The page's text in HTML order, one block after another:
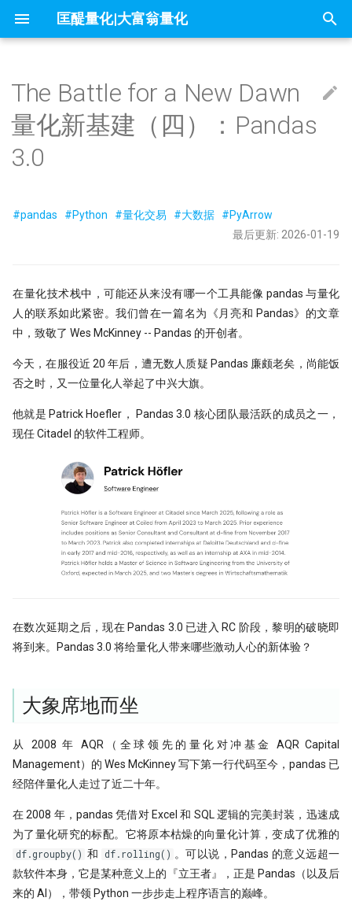
匡醍量化|大富翁量化
始
化
索
因子投资与机器学习策略 简介
简介
内容详情
课程预览
简介
mldp
why stop loss is so bad
夏普大于4的策略有多恐怖？但它为
烛台密码 三角形整理如何提示玄机
用HDBSCAN聚类算法选股是否有效
hdbscan 聚类算法扫描配对交易 速
度提升99倍
比Deepseek还要Deep！起底GBDT
做回归预测的秘密
KS Test, 广义双曲分布和抄底沪指
蒙特卡洛：看似很高端的技术，其实
很暴力很初级
样本外测试之外，我们还有哪些过拟
合检测方法？
一化？
PDF is all you need(2)
PDF is all you need(3)
虎口夺食：量化交易中高频率、低风
前视偏差 - 看似明白，实则糊涂
2024已过一半，千禧年发布了这道脑
筯急转弯
60天，怎么搭起自己的量化学习
Kaggle 表格赛里，XGBoost 为
如何设计一个能活过黄金黑天鹅
残差连接：深度学习成功的关键
---
一个散户自学量化的 20 个月
聊聊 TCN：一种更清晰的时间序
构方式
TCN 番外：回测高胜率与实盘失
AI 模型在金融市场的客观困境
不小心杀入了量化赛道，现在该怎么
办？
没能上热搜，但卡尼曼值得我们纪念
金融/计量专业，硕士论文怎么确定
高薪金领都用啥编程语言？SQL、
反抗者的崛起！Fawce 和
我之为我，有路可寻：量化传奇 Max
牛人太多：小市值因子之父，毕业论
Successfully starting a career in
quant research
硕士在读，如何才能入行量化交易
找校友！起底百亿私募创始人
追随美的指引-纪念西蒙斯
1赔10！中证1000应该这样抄底
交割日魔咒？
ESG投资策略
基于 XGBoost 的组合策略基本框架
鳄鱼线，让趋势成为你的朋友
第42个因子:年化17.6%，15年累计10
倍
年终特稿：这个指标我愿称之为年度
最强发现
如果模型预测准确率超过85%，这台
印钞机应该值多少马内？
ESG策略初探-01
ESG评分多空投资策略：买ESG评分
高的公司真的能赚钱吗？（附分层回
当交易员用上火箭科学！波和导数检
测出艾略特浪、双顶及及因子构建
量化股票投资起手式
指数增强之
指数成份股信息挖掘
羊群效应及其因子化
后见之明！错过6个涨停之后的复盘
球队和硬币因子
圣杯依然闪耀
你在同花顺上的每一次点击，都
成了做空信号
问薪无愧！
自学量化大纲有这75页就够了
全球Windows机器蓝屏，作为量化
人，我的检讨来了
DeepSeek只是挖了个坑，还不是掘
墓人，但中初级程序员是爬不出来了
IPV6，你是值得的
量子飞跃：汇丰银行债券交易可能成
机器的觉醒！人工智能风云激荡70年
[0721] QuanTide Weekly
[0728] QuanTide Weekly
[0804] QuanTide Weekly
[0811] QuanTide Weekly
[0818] QuanTide Weekly
[0825] QuanTide Weekly
[0915] QuanTide Weekly
[1013] QuanTide Weekly
[1020] QuanTide Weekly
[1027] QuanTide Weekly
[1103] QuanTide Weekly
普校逆袭天花板 进化论王一平：有
『译研报03』Z变换改造均线，一个
12年前的策略为何仍能跑赢大盘？
『译研报04』 年化25%的策略到底有
没有翻车？
谚到量化因子的工程化落地
谚到量化因子的工程化落地
如何获取免费的华尔街日报的文章
把研报『翻译』成代码，80%的工作
都在这篇文章里讲了
只廖廖数行，但很惊艳的代码
为什么量化人应该使用duckdb？
π-thon以及他的朋友们
10 月 24 日，庆祝码农节！Python 刚
提速100倍！QMT复权因子高效算法
2024年，免费博客赚钱方案
给Pandas找个搭子，用SQL玩转
Dataframe!
一些和颜色相关的网站
Barra风险模型构建完全指南
论如何白嫖论文
21天驯化AI打工仔 - 我如何获取量化
数据
21天驯化AI打工仔 - 开发量化交易系
统
21天驯化AI打工仔 - SQEP 的性能再
21天驯化AI打工仔 - SQEP与symbol
21天驯化AI打工仔 - 日线数据的定时
21天驯化AI打工仔 - 日线数据的定时
21 天驯化 AI 打工仔: QMT 实时分笔
21 天驯化 AI 打工仔:系统逻辑优化与
分钟线数据合成
大象席地而坐
核心革命：从 NumPy 转向 PyArrow
字符串革命：告别 Object，拥抱
3.0 中的确定性与安全感
向声明式迈进
幕后推手：Patrick Hoefler 与 CoW
的执着
迟到的 3.0
除了编程，量化人还能怎么用AI？
Augment Remote Agent: 有了本地
Agent，为什么你还需要Remote
Agent?
readme
『Moonshot is all you need』 01 - 5
分钟上手极简量化回测框架
地缓存的秘密武器
分红』股票（附代码）
完结篇
01 introduction 这是你的量化母语
大富翁安装指南
大富翁数据维护
实盘交易接口
Python高效编程实践指南 01 为什么要学 Python
04 项目布局和项目生成向导
05 Poetry: 项目管理的诗和远方
07 代码单元测试
10 撰写技术文档
01 - 这是你的量化母语
04 - Numpy核心语法[3]
05 - Numpy核心语法[4]
07 - Numpy核心语法[6]
10 - Numpy应用案例[3]
13 - Pandas核心语法[3]
14 - Pandas核心语法[4]
16 - Pandas核心语法[6]
20 - Pandas应用案例[3]
Dash-用Python也能做网页
matplotlib的布局问题（2）
为什么Q-Q图可用来进行统计推断
Follow Us
The Battle for a New Dawn
量化新基建（四）：Pandas
3.0
#pandas #Python #量化交易 #大数据 #PyArrow
最后更新: 2026-01-19
在量化技术栈中，可能还从来没有哪一个工具能像 pandas 与量化
人的联系如此紧密。我们曾在一篇名为《月亮和 Pandas》的文章
中，致敬了 Wes McKinney -- Pandas 的开创者。
今天，在服役近 20 年后，遭无数人质疑 Pandas 廉颇老矣，尚能饭
否之时，又一位量化人举起了中兴大旗。
他就是 Patrick Hoefler， Pandas 3.0 核心团队最活跃的成员之一，
现任 Citadel 的软件工程师。
在数次延期之后，现在 Pandas 3.0 已进入 RC 阶段，黎明的破晓即
将到来。Pandas 3.0 将给量化人带来哪些激动人心的新体验？
大象席地而坐
从 2008 年 AQR（全球领先的量化对冲基金 AQR Capital
Management）的 Wes McKinney 写下第一行代码至今，pandas 已
经陪伴量化人走过了近二十年。
在 2008 年，pandas 凭借对 Excel 和 SQL 逻辑的完美封装，迅速成
为了量化研究的标配。它将原本枯燥的向量化计算，变成了优雅的
df.groupby() 和 df.rolling() 。可以说，Pandas 的意义远超一
款软件本身，它是某种意义上的『立王者』，正是 Pandas（以及后
来的 AI），带领 Python 一步步走上程序语言的巅峰。